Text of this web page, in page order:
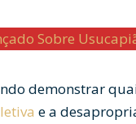
Sobre
demonstrar
e a